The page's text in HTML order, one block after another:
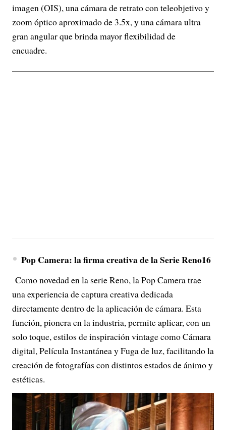
imagen (OIS), una cámara de retrato con teleobjetivo y
zoom óptico aproximado de 3.5x, y una cámara ultra
gran angular que brinda mayor flexibilidad de
encuadre.
Pop Camera: la firma creativa de la Serie Reno16
Como novedad en la serie Reno, la Pop Camera trae
una experiencia de captura creativa dedicada
directamente dentro de la aplicación de cámara. Esta
función, pionera en la industria, permite aplicar, con un
solo toque, estilos de inspiración vintage como Cámara
digital, Película Instantánea y Fuga de luz, facilitando la
creación de fotografías con distintos estados de ánimo y
estéticas.